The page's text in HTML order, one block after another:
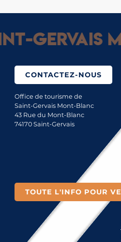
Gervais
CONTACTEZ-NOUS
Office de tourisme de
Saint-Gervais Mont-Blanc
43 Rue du Mont-Blanc
74170 Saint-Gervais
TOUTE L'INFO POUR